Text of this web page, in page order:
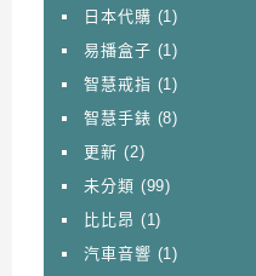
日本代購 (1)
易播盒子 (1)
智慧戒指 (1)
智慧手錶 (8)
更新 (2)
未分類 (99)
比比昂 (1)
汽車音響 (1)